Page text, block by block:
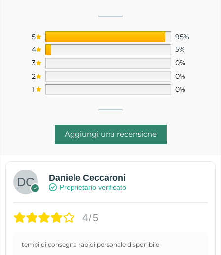
5
95%
4
5%
3
0%
2
0%
1
0%
Aggiungi una recensione
Daniele Ceccaroni
Proprietario verificato
4/5
tempi di consegna rapidi personale disponibile